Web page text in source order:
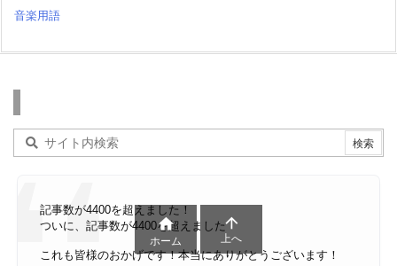
音楽用語
記事数が4400を超えました！
ついに、記事数が4400を超えました！
これも皆様のおかげです！本当にありがとうございます！

ホーム

上へ